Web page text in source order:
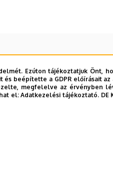
Ezúton tájékoztatjuk Önt,
beépítette a GDPR előírásait
megfelelve az érvényben
el:Adatkezelési tájékoztató. DE